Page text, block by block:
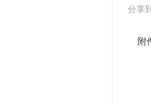
分享
附